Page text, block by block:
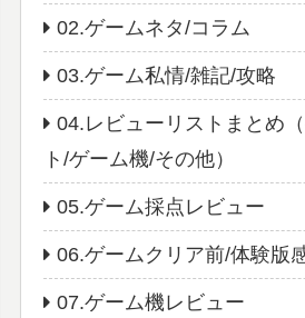
02.ゲームネタ/コラム
03.ゲーム私情/雑記/攻略
04.レビューリストまとめ
ト/ゲーム機/その他）
05.ゲーム採点レビュー
06.ゲームクリア前/体験版
07.ゲーム機レビュー